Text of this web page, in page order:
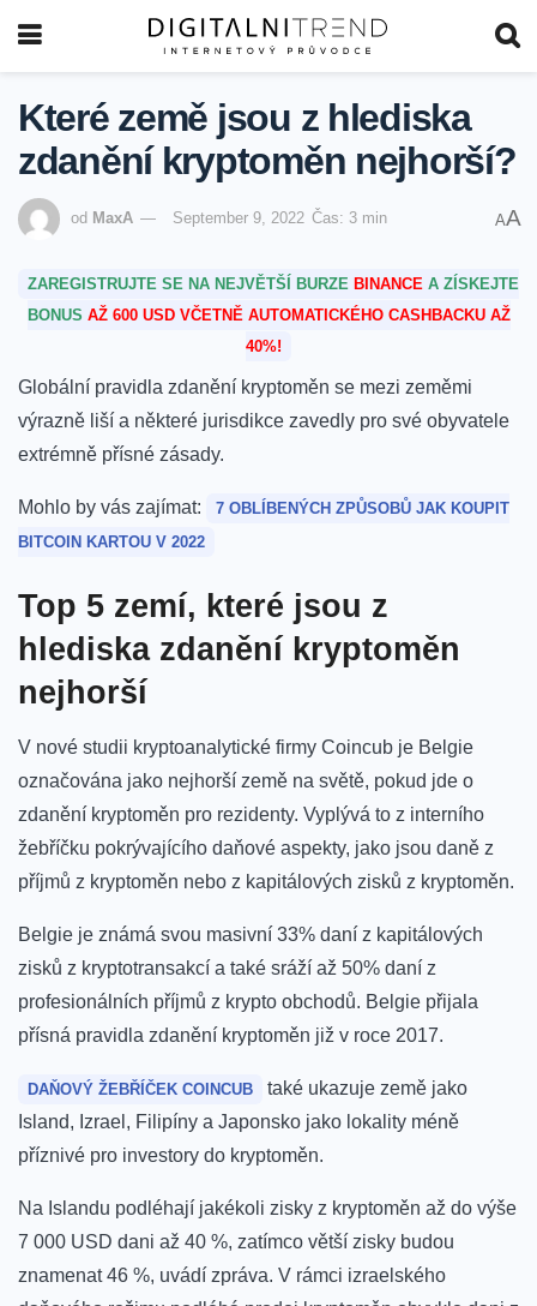
Které země jsou z hlediska
zdanění kryptoměn nejhorší?
od MaxA September 9, 2022 Čas: 3 min AA
ZAREGISTRUJTE SE NA NEJVĚTŠÍ BURZE BINANCE A ZÍSKEJTE
BONUS AŽ 600 USD VČETNĚ AUTOMATICKÉHO CASHBACKU AŽ
40%!
Globální pravidla zdanění kryptoměn se mezi zeměmi
výrazně liší a některé jurisdikce zavedly pro své obyvatele
extrémně přísné zásady.
Mohlo by vás zajímat:
7 OBLÍBENÝCH ZPŮSOBŮ JAK KOUPIT
BITCOIN KARTOU V 2022
Top 5 zemí, které jsou z
hlediska zdanění kryptoměn
nejhorší
V nové studii kryptoanalytické firmy Coincub je Belgie
označována jako nejhorší země na světě, pokud jde o
zdanění kryptoměn pro rezidenty. Vyplývá to z interního
žebříčku pokrývajícího daňové aspekty, jako jsou daně z
příjmů z kryptoměn nebo z kapitálových zisků z kryptoměn.
Belgie je známá svou masivní 33% daní z kapitálových
zisků z kryptotransakcí a také sráží až 50% daní z
profesionálních příjmů z krypto obchodů. Belgie přijala
přísná pravidla zdanění kryptoměn již v roce 2017.
DAŇOVÝ ŽEBŘÍČEK COINCUB
také ukazuje země jako
Island, Izrael, Filipíny a Japonsko jako lokality méně
příznivé pro investory do kryptoměn.
Na Islandu podléhají jakékoli zisky z kryptoměn až do výše
7 000 USD dani až 40 %, zatímco větší zisky budou
znamenat 46 %, uvádí zpráva. V rámci izraelského